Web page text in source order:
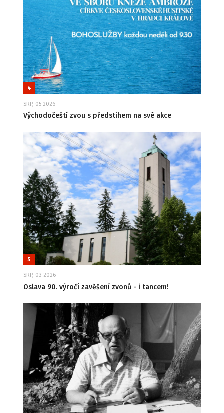
4
SRP, 05 2026
Východočeští zvou s předstihem na své akce
5
SRP, 03 2026
Oslava 90. výročí zavěšení zvonů - i tancem!